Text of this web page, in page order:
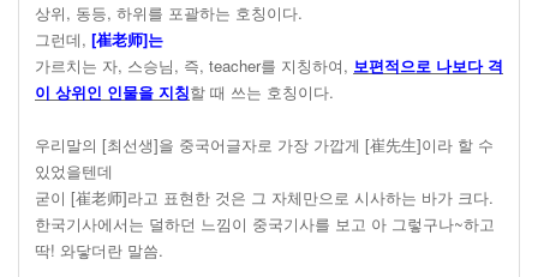
상위, 동등, 하위를 포괄하는 호칭이다.
그런데, [崔老师]는
가르치는 자, 스승님, 즉, teacher를 지칭하여, 보편적으로 나보다 격
이 상위인 인물을 지칭할 때 쓰는 호칭이다.
우리말의 [최선생]을 중국어글자로 가장 가깝게 [崔先生]이라 할 수
있었을텐데
굳이 [崔老师]라고 표현한 것은 그 자체만으로 시사하는 바가 크다.
한국기사에서는 덜하던 느낌이 중국기사를 보고 아 그렇구나~하고
딱! 와닿더란 말씀.